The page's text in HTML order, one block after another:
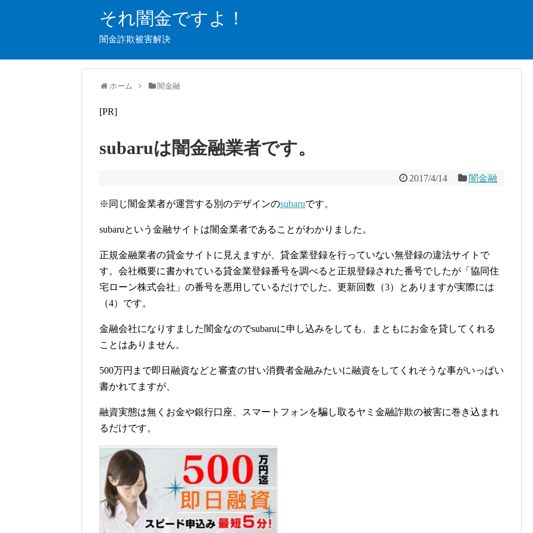
それ闇金ですよ！
闇金詐欺被害解決
ホーム 闇金融
[PR]
subaruは闇金融業者です。
2017/4/14 闇金融
※同じ闇金業者が運営する別のデザインのsubaruです。
subaruという金融サイトは闇金業者であることがわかりました。
正規金融業者の貸金サイトに見えますが、貸金業登録を行っていない無登録の違法サイトで
す。会社概要に書かれている貸金業登録番号を調べると正規登録された番号でしたが「協同住
宅ローン株式会社」の番号を悪用しているだけでした。更新回数（3）とありますが実際には
（4）です。
金融会社になりすました闇金なのでsubaruに申し込みをしても、まともにお金を貸してくれる
ことはありません。
500万円まで即日融資などと審査の甘い消費者金融みたいに融資をしてくれそうな事がいっぱい
書かれてますが、
融資実態は無くお金や銀行口座、スマートフォンを騙し取るヤミ金融詐欺の被害に巻き込まれ
るだけです。